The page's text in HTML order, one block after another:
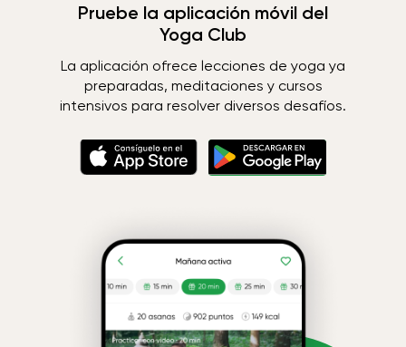
Pruebe la aplicación móvil del
Yoga Club
La aplicación ofrece lecciones de yoga ya
preparadas, meditaciones y cursos
intensivos para resolver diversos desafíos.